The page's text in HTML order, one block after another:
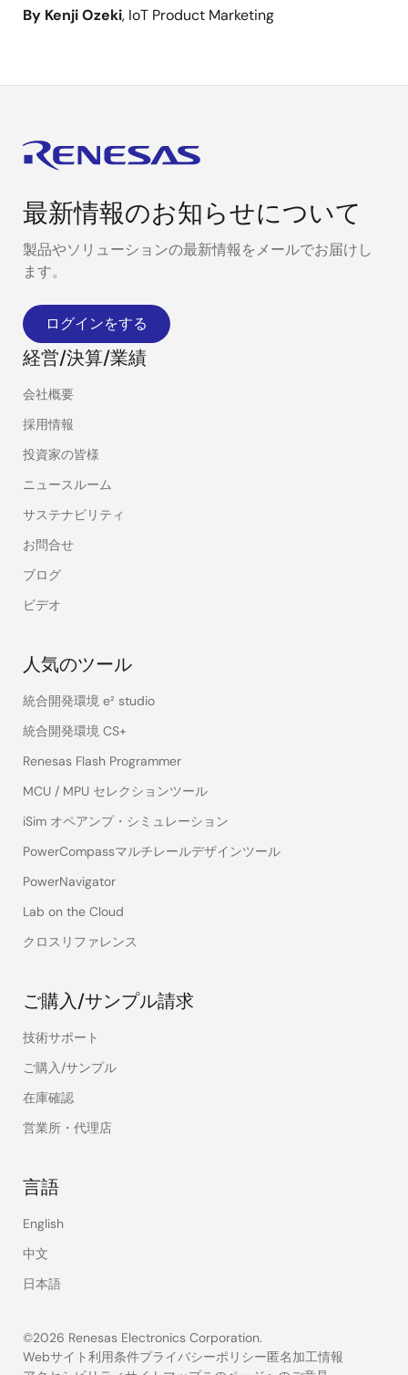
By Kenji Ozeki, IoT Product Marketing
最新情報のお知らせについて
製品やソリューションの最新情報をメールでお届けし
ます。
ログインをする
経営/決算/業績
会社概要
採用情報
投資家の皆様
ニュースルーム
サステナビリティ
お問合せ
ブログ
ビデオ
人気のツール
統合開発環境 e² studio
統合開発環境 CS+
Renesas Flash Programmer
MCU / MPU セレクションツール
iSim オペアンプ・シミュレーション
PowerCompassマルチレールデザインツール
PowerNavigator
Lab on the Cloud
クロスリファレンス
ご購入/サンプル請求
技術サポート
ご購入/サンプル
在庫確認
営業所・代理店
言語
English
中文
日本語
©2026 Renesas Electronics Corporation.
Webサイト利用条件プライバシーポリシー匿名加工情報